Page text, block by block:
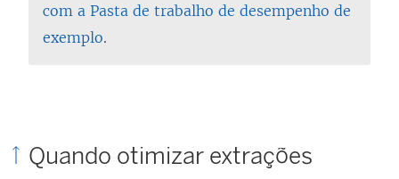
com a Pasta de trabalho de desempenho de
exemplo.
Quando otimizar extrações